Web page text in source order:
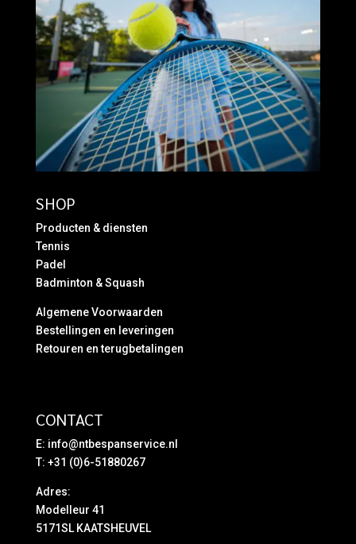
SHOP
Producten & diensten
Tennis
Padel
Badminton & Squash
Algemene Voorwaarden
Bestellingen en leveringen
Retouren en terugbetalingen
CONTACT
E: info@ntbespanservice.nl
T: +31 (0)6-51880267
Adres:
Modelleur 41
5171SL KAATSHEUVEL